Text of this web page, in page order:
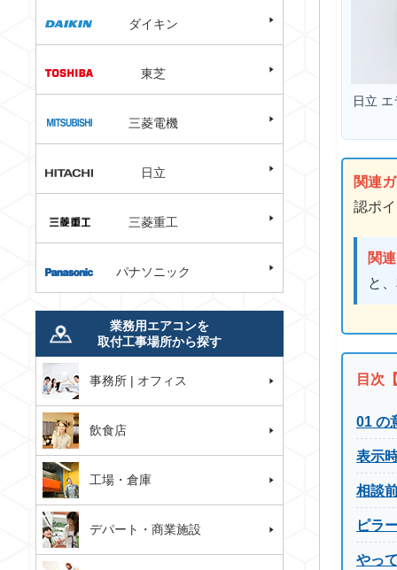
日立
関連
認ポ
関
と
目次
01 の
表示
相談
ピラ
やっ
ダイキン
東芝
三菱電機
日立
三菱重工
パナソニック
業務用エアコンを
取付工事場所から探す
事務所 | オフィス
飲食店
工場・倉庫
デパート・商業施設